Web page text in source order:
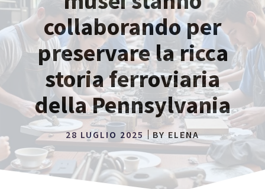
collaborando per
preservare la ricca
storia ferroviaria
della Pennsylvania
28 LUGLIO 2025 BY ELENA